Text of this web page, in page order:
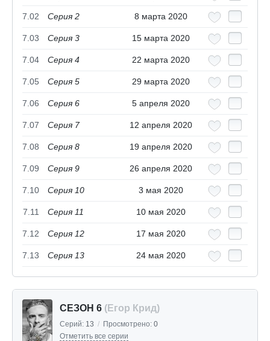
7.02 Серия 2 8 марта 2020
7.03 Серия 3 15 марта 2020
7.04 Серия 4 22 марта 2020
7.05 Серия 5 29 марта 2020
7.06 Серия 6 5 апреля 2020
7.07 Серия 7 12 апреля 2020
7.08 Серия 8 19 апреля 2020
7.09 Серия 9 26 апреля 2020
7.10 Серия 10 3 мая 2020
7.11 Серия 11 10 мая 2020
7.12 Серия 12 17 мая 2020
7.13 Серия 13 24 мая 2020
СЕЗОН 6 (Егор Крид)
Серий: 13 / Просмотрено: 0
Отметить все серии